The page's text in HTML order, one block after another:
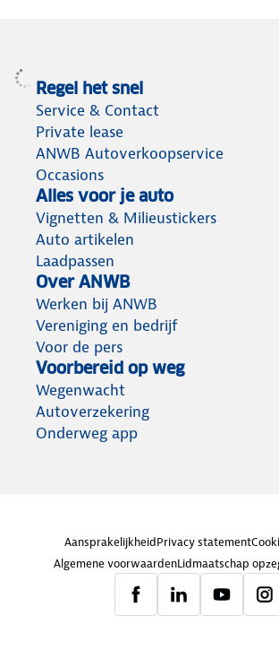
Regel het snel
Service & Contact
Private lease
ANWB Autoverkoopservice
Occasions
Alles voor je auto
Vignetten & Milieustickers
Auto artikelen
Laadpassen
Over ANWB
Werken bij ANWB
Vereniging en bedrijf
Voor de pers
Voorbereid op weg
Wegenwacht
Autoverzekering
Onderweg app
AansprakelijkheidPrivacy statement
Algemene voorwaardenLidmaatschap